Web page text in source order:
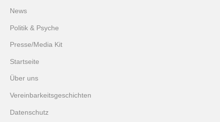
News
Politik & Psyche
Presse/Media Kit
Startseite
Über uns
Vereinbarkeitsgeschichten
Datenschutz